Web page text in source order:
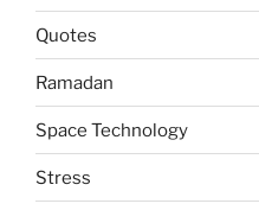
Quotes
Ramadan
Space Technology
Stress